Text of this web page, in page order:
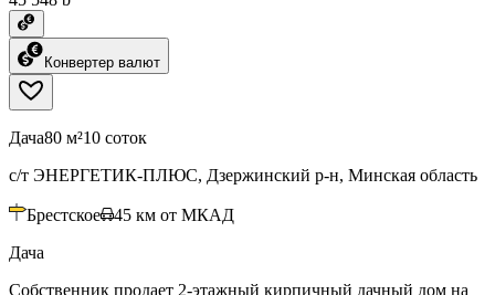
Конвертер валют
Дача80 м²10 соток
с/т ЭНЕРГЕТИК-ПЛЮС, Дзержинский р-н, Минская область
Брестское 45 км от МКАД
Дача
Собственник продает 2-этажный кирпичный дачный дом на